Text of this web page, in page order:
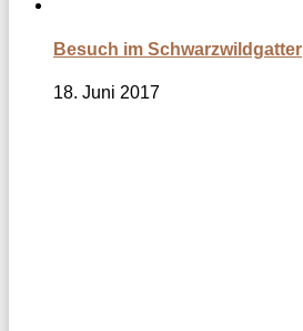
Besuch im Schwarzwildgatter
18. Juni 2017